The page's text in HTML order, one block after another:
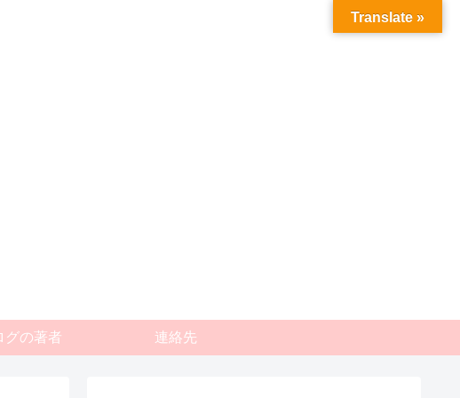
グの著者 連絡先
Translate »